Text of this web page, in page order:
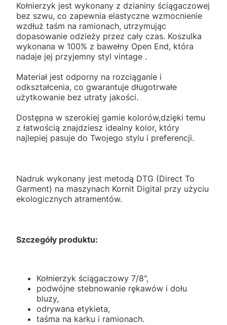
Kołnierzyk jest wykonany z dzianiny ściągaczowej
bez szwu, co zapewnia elastyczne wzmocnienie
wzdłuż taśm na ramionach, utrzymując
dopasowanie odzieży przez cały czas. Koszulka
wykonana w 100% z bawełny Open End, która
nadaje jej przyjemny styl vintage .
Materiał jest odporny na rozciąganie i
odkształcenia, co gwarantuje długotrwałe
użytkowanie bez utraty jakości.
Dostępna w szerokiej gamie kolorów,dzięki temu
z łatwością znajdziesz idealny kolor, który
najlepiej pasuje do Twojego stylu i preferencji.
Nadruk wykonany jest metodą DTG (Direct To
Garment) na maszynach Kornit Digital przy użyciu
ekologicznych atramentów.
Szczegóły produktu:
Kołnierzyk ściągaczowy 7/8",
podwójne stebnowanie rękawów i dołu
bluzy,
odrywana etykieta,
taśma na karku i ramionach.